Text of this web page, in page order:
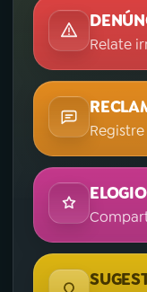
Relate
ELOGIO